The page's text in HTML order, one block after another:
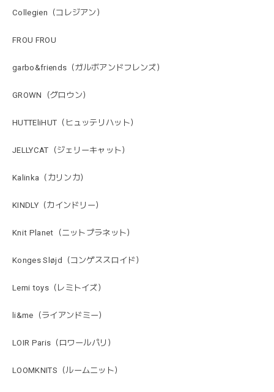
Collegien（コレジアン）
FROU FROU
garbo&friends（ガルボアンドフレンズ）
GROWN（グロウン）
HUTTEliHUT（ヒュッテリハット）
JELLYCAT（ジェリーキャット）
Kalinka（カリンカ）
KINDLY（カインドリー）
Knit Planet（ニットプラネット）
Konges Sløjd（コンゲススロイド）
Lemi toys（レミトイズ）
li&me（ライアンドミー）
LOIR Paris（ロワールパリ）
LOOMKNITS（ルームニット）